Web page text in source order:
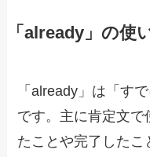
「already」の使
「already」は「す
です。主に肯定文で
たことや完了したこ